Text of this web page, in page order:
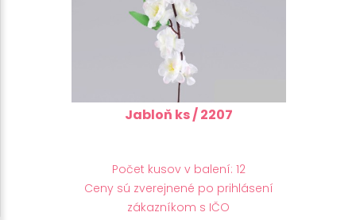
Jabloň ks / 2207
Počet kusov v balení: 12
Ceny sú zverejnené po prihlásení
zákazníkom s IČO